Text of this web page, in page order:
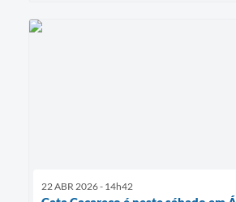
22 ABR 2026 - 14h42